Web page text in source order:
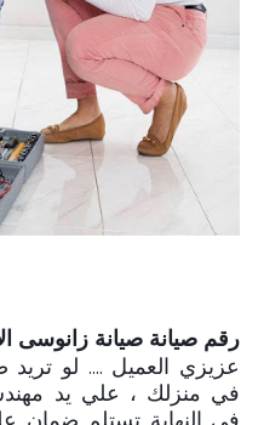
رقم صيانة صيانة زانوسى
عزيزي العميل .... لو تريد
في منزلك ، علي يد